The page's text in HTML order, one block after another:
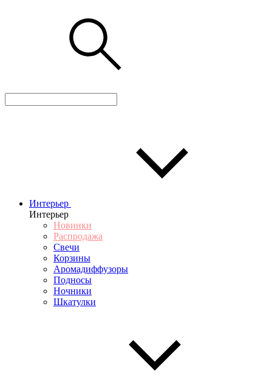
Интерьер
Интерьер
Новинки
Распродажа
Свечи
Корзины
Аромадиффузоры
Подносы
Ночники
Шкатулки